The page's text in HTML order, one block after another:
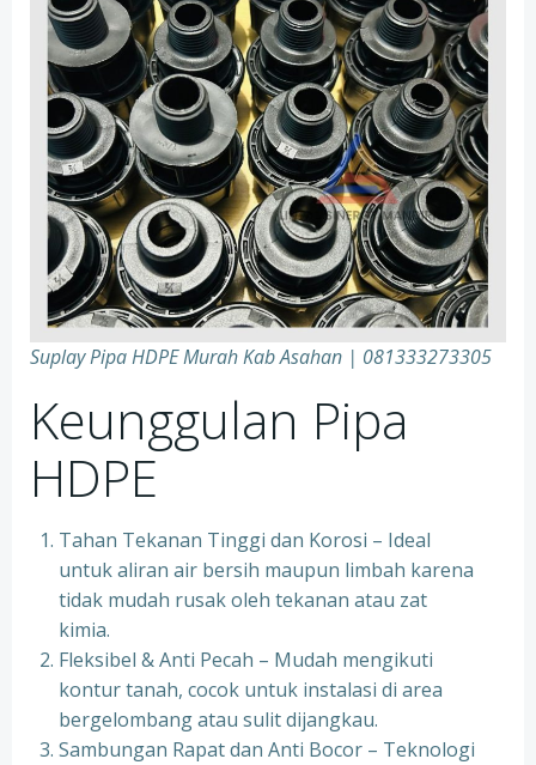
Suplay Pipa HDPE Murah Kab Asahan | 081333273305
Keunggulan Pipa
HDPE
Tahan Tekanan Tinggi dan Korosi – Ideal
untuk aliran air bersih maupun limbah karena
tidak mudah rusak oleh tekanan atau zat
kimia.
Fleksibel & Anti Pecah – Mudah mengikuti
kontur tanah, cocok untuk instalasi di area
bergelombang atau sulit dijangkau.
Sambungan Rapat dan Anti Bocor – Teknologi